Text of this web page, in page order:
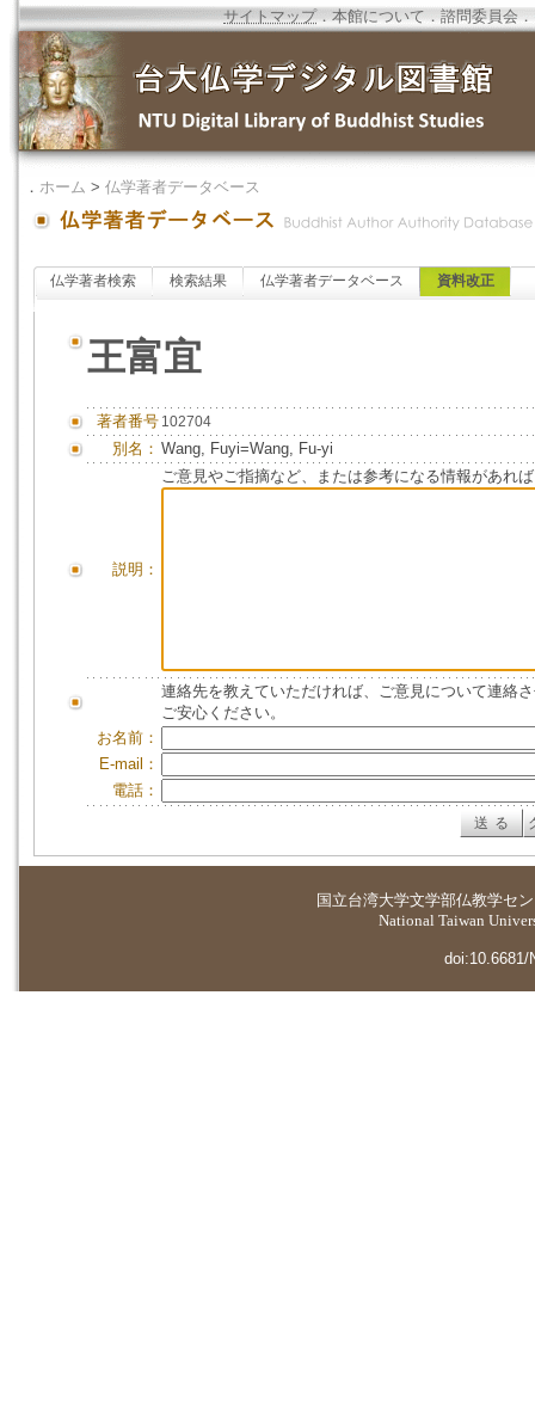
サイトマップ．本館について ．諮問委員会 ．
． ホーム > 仏学著者データベース
仏学著者検索 検索結果 仏学著者データベース 資料改正
王富宜
著者番号 102704
別名： Wang, Fuyi=Wang, Fu-yi
説明：
ご意見やご指摘など、または参考になる情報があれ
連絡先を教えていただければ、ご意見について連絡
ご安心ください。
お名前：
E-mail：
電話：
国立台湾大学文学部仏教学セ
National Taiwan
doi:10.6681/